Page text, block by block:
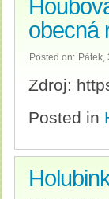
obecná
Posted on: Pátek,
Zdroj:
Posted in